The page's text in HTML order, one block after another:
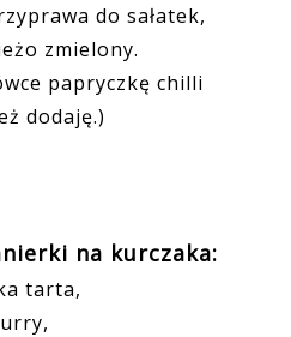
do sałatek,
zmielony.
papryczkę chilli
dodaję.)
na kurczaka:
tarta,